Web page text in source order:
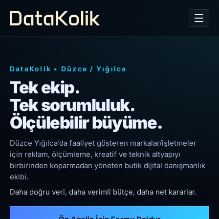
DataKolik • Düzce / Yığılca
Tek ekip.
Tek sorumluluk.
Ölçülebilir büyüme.
Düzce Yığılca’da faaliyet gösteren markalar/işletmeler
için reklam, ölçümleme, kreatif ve teknik altyapıyı
birbirinden koparmadan yöneten butik dijital danışmanlık
ekibi.
Daha doğru veri, daha verimli bütçe, daha net kararlar.